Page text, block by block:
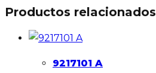
Productos relacionados
9217101 A